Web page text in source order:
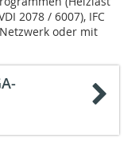
2078 / 6007), IFC
oder mit